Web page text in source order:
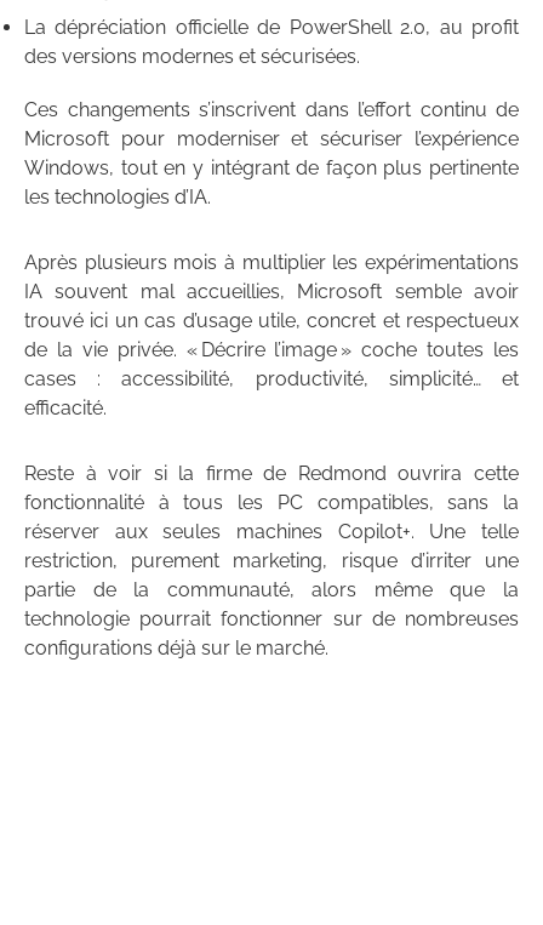
La dépréciation officielle de PowerShell 2.0, au profit
des versions modernes et sécurisées.
Ces changements s’inscrivent dans l’effort continu de
Microsoft pour moderniser et sécuriser l’expérience
Windows, tout en y intégrant de façon plus pertinente
les technologies d’IA.
Après plusieurs mois à multiplier les expérimentations
IA souvent mal accueillies, Microsoft semble avoir
trouvé ici un cas d’usage utile, concret et respectueux
de la vie privée. « Décrire l’image » coche toutes les
cases : accessibilité, productivité, simplicité… et
efficacité.
Reste à voir si la firme de Redmond ouvrira cette
fonctionnalité à tous les PC compatibles, sans la
réserver aux seules machines Copilot+. Une telle
restriction, purement marketing, risque d’irriter une
partie de la communauté, alors même que la
technologie pourrait fonctionner sur de nombreuses
configurations déjà sur le marché.